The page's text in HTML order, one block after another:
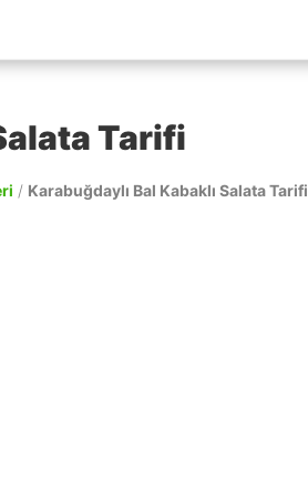
Tarifi
/ Karabuğdaylı Bal Kabaklı Salata Tarifi